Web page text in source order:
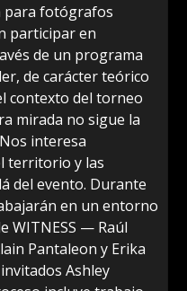
para fotógrafos
participar en
de un programa
de carácter teórico
contexto del torneo
mirada no sigue la
interesa
territorio y las
del evento. Durante
en un entorno
WITNESS — Raúl
Pantaleon y Erika
Ashley